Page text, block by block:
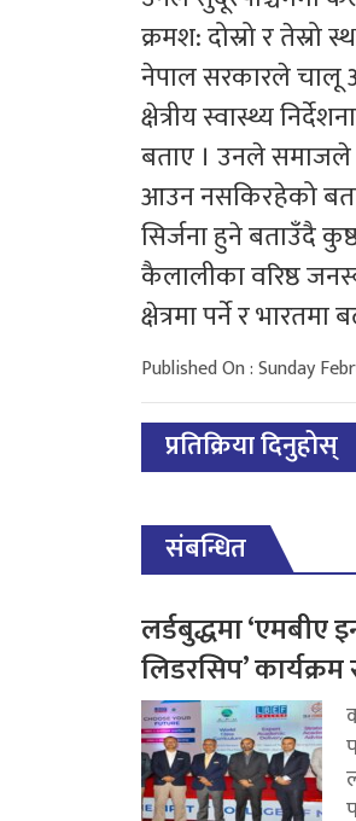
क्रमश: दोस्रो र
नेपाल सरकारले चालू
क्षेत्रीय स्वास्थ्य
बताए । उनले समाजले
आउन नसकिरहेको
सिर्जना हुने बताउँदै
कैलालीका वरिष्ठ
क्षेत्रमा पर्ने र
Published On : Sunday
प्रतिक्रिया दिनुहोस्
संबन्धित
लर्डबुद्धमा ‘एमबीए
लिडरसिप’